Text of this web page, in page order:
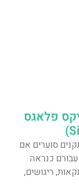
פלאגס
סוערים אם
כנראה
ריגושים,